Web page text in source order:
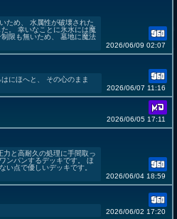
ため、 水属性が破壊された
。 幸いなことに氷水には魔
限も無いため、 墓地に魔法
2026/06/09 02:07
にほへと、 その心のまま
2026/06/07 11:16
2026/06/05 17:11
力と高耐久の処理に手間取っ
ンパンするデッキです。 ほ
い点で優しいデッキです。
2026/06/04 18:59
2026/06/02 17:20